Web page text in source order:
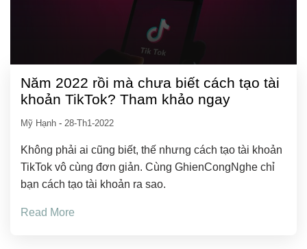
Năm 2022 rồi mà chưa biết cách tạo tài
khoản TikTok? Tham khảo ngay
Mỹ Hạnh - 28-Th1-2022
Không phải ai cũng biết, thế nhưng cách tạo tài khoản
TikTok vô cùng đơn giản. Cùng GhienCongNghe chỉ
bạn cách tạo tài khoản ra sao.
Read More